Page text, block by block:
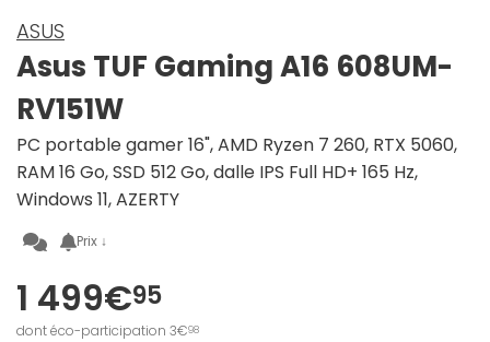
ASUS
Asus TUF Gaming A16 608UM-
RV151W
PC portable gamer 16", AMD Ryzen 7 260, RTX 5060,
RAM 16 Go, SSD 512 Go, dalle IPS Full HD+ 165 Hz,
Windows 11, AZERTY
Prix ↓
1 499€95
dont éco-participation 3€98